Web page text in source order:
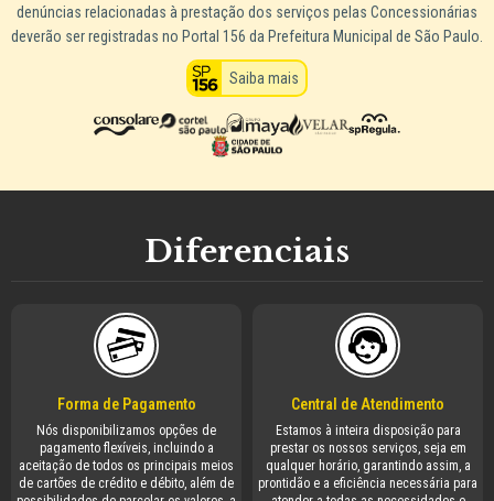
denúncias relacionadas à prestação dos serviços pelas Concessionárias
deverão ser registradas no Portal 156 da Prefeitura Municipal de São Paulo.
Saiba mais
Diferenciais
Forma de Pagamento
Nós disponibilizamos opções de
pagamento flexíveis, incluindo a
aceitação de todos os principais meios
de cartões de crédito e débito, além de
Central de Atendimento
Estamos à inteira disposição para
prestar os nossos serviços, seja em
qualquer horário, garantindo assim, a
prontidão e a eficiência necessária para